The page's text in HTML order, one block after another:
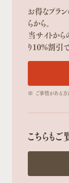
お得なプラ
らから。
当サイトか
り10%割引
※ ご事情がある方
こちらも